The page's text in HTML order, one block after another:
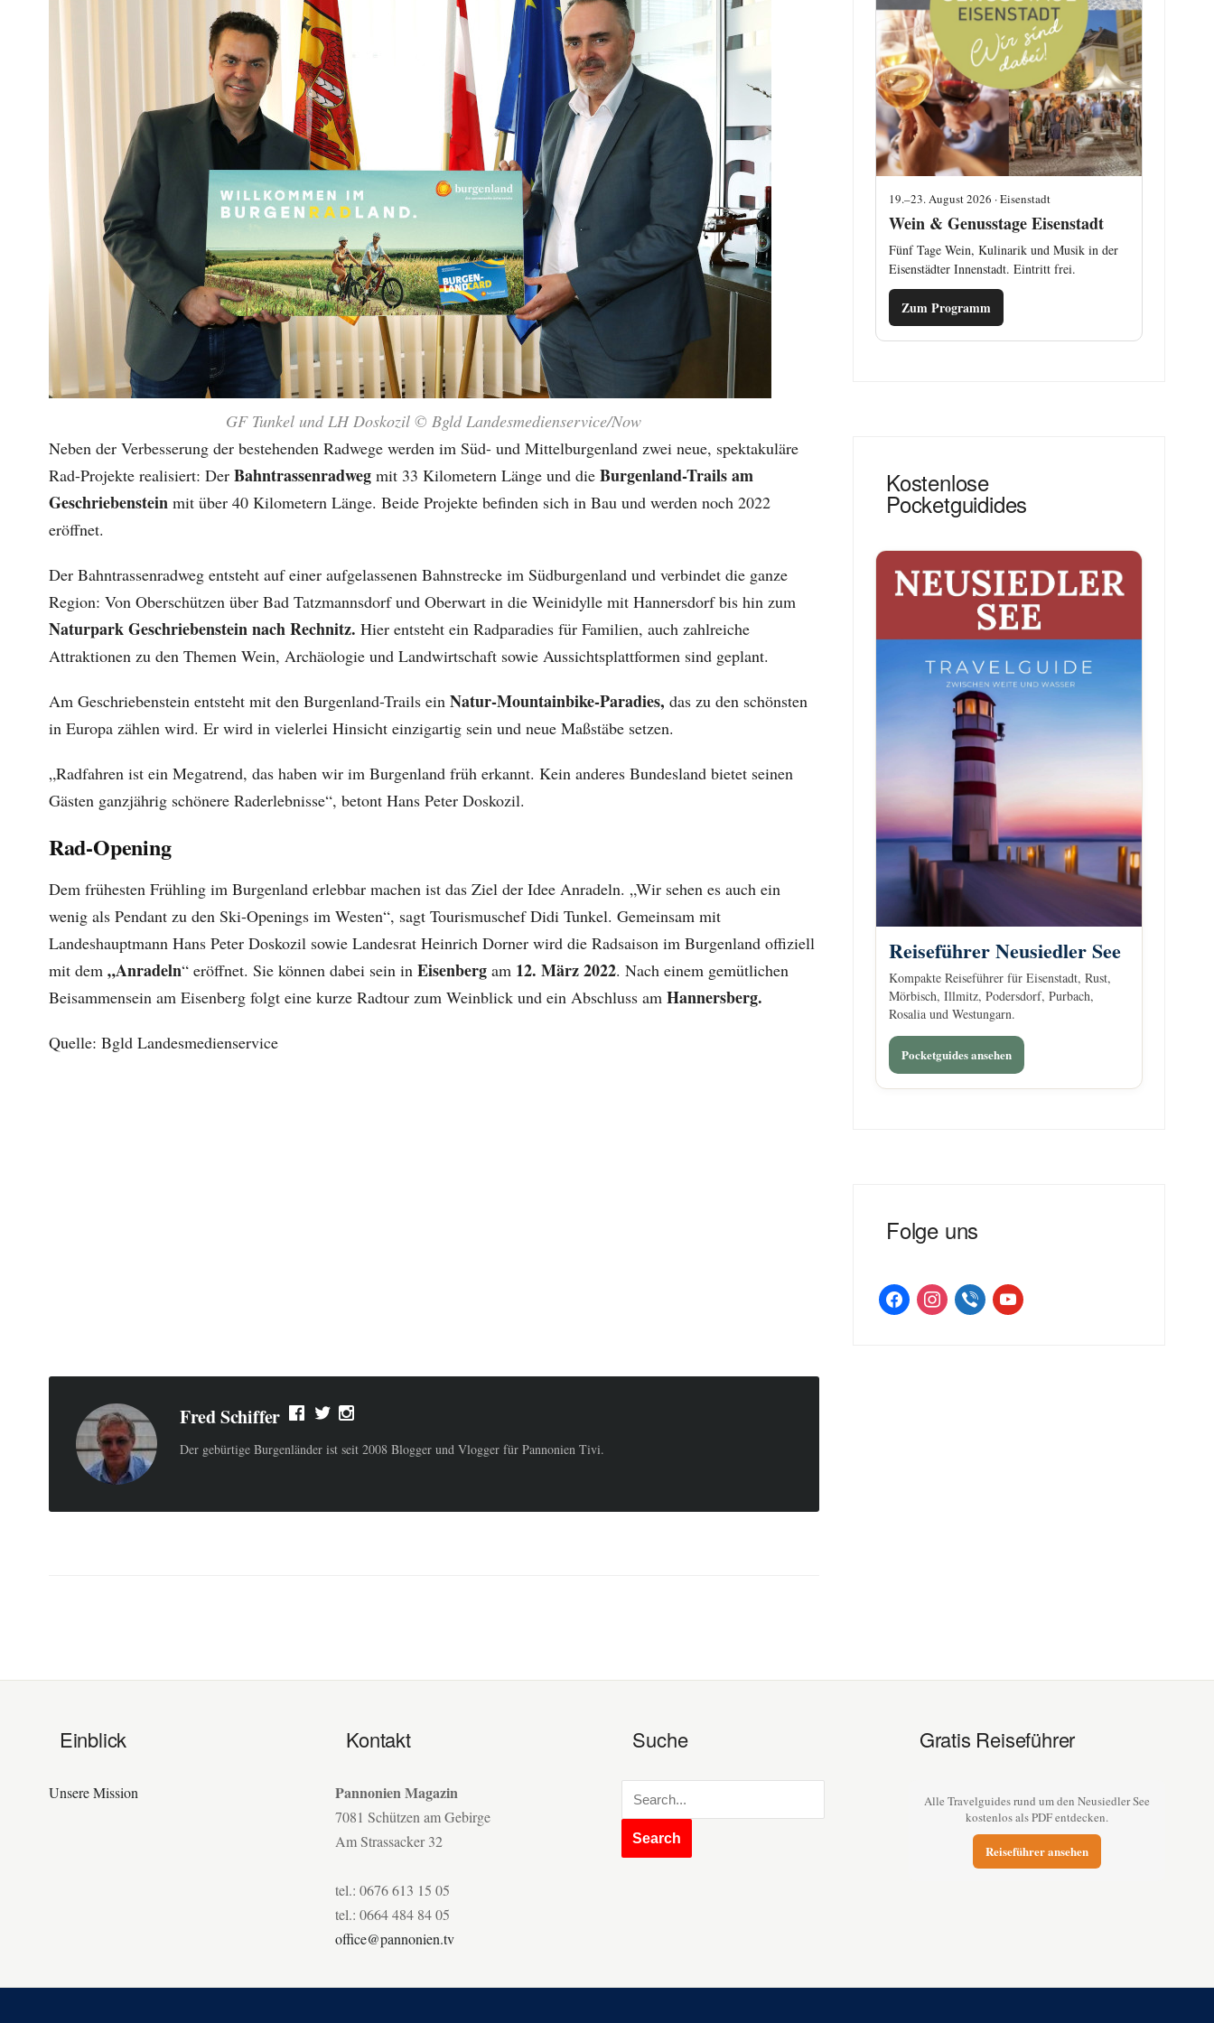
GF Tunkel und LH Doskozil © Bgld Landesmedienservice/Now
Neben der Verbesserung der bestehenden Radwege werden im Süd- und Mittelburgenland zwei neue, spektakuläre
Rad-Projekte realisiert: Der Bahntrassenradwegmit 33 Kilometern Länge und die Burgenland-Trails am
Geschriebensteinmit über 40 Kilometern Länge. Beide Projekte befinden sich in Bau und werden noch 2022
eröffnet.
Der Bahntrassenradweg entsteht auf einer aufgelassenen Bahnstrecke im Südburgenland und verbindet die ganze
Region: Von Oberschützen über Bad Tatzmannsdorf und Oberwart in die Weinidylle mit Hannersdorf bis hin zum
Naturpark Geschriebenstein nach Rechnitz. Hier entsteht ein Radparadies für Familien, auch zahlreiche
Attraktionen zu den Themen Wein, Archäologie und Landwirtschaft sowie Aussichtsplattformen sind geplant.
Am Geschriebenstein entsteht mit den Burgenland-Trails ein Natur-Mountainbike-Paradies, das zu den schönsten
in Europa zählen wird. Er wird in vielerlei Hinsicht einzigartig sein und neue Maßstäbe setzen.
„Radfahren ist ein Megatrend, das haben wir im Burgenland früh erkannt. Kein anderes Bundesland bietet seinen
Gästen ganzjährig schönere Raderlebnisse“, betont Hans Peter Doskozil.
Rad-Opening
Dem frühesten Frühling im Burgenland erlebbar machen ist das Ziel der Idee Anradeln. „Wir sehen es auch ein
wenig als Pendant zu den Ski-Openings im Westen“, sagt Tourismuschef Didi Tunkel. Gemeinsam mit
Landeshauptmann Hans Peter Doskozil sowie Landesrat Heinrich Dorner wird die Radsaison im Burgenland offiziell
mit dem„Anradeln“ eröffnet. Sie können dabei sein in Eisenbergam 12. März 2022. Nach einem gemütlichen
Beisammensein am Eisenberg folgt eine kurze Radtour zum Weinblick und ein Abschluss am Hannersberg.
Quelle: Bgld Landesmedienservice
Fred Schiffer
Der gebürtige Burgenländer ist seit 2008 Blogger und Vlogger für Pannonien Tivi.
19.–23. August 2026 · Eisenstadt
Wein & Genusstage Eisenstadt
Fünf Tage Wein, Kulinarik und Musik in der
Eisenstädter Innenstadt. Eintritt frei.
Zum Programm
Kostenlose
Pocketguidides
Reiseführer Neusiedler See
Kompakte Reiseführer für Eisenstadt, Rust,
Mörbisch, Illmitz, Podersdorf, Purbach,
Rosalia und Westungarn.
Pocketguides ansehen
Folge uns
facebookinstagramviber youtube
Einblick
Unsere Mission
Kontakt
Pannonien Magazin
7081 Schützen am Gebirge
Am Strassacker 32
tel.: 0676 613 15 05
tel.: 0664 484 84 05
office@pannonien.tv
Suche Gratis Reiseführer
Alle Travelguides rund um den Neusiedler See
kostenlos als PDF entdecken.
Reiseführer ansehen